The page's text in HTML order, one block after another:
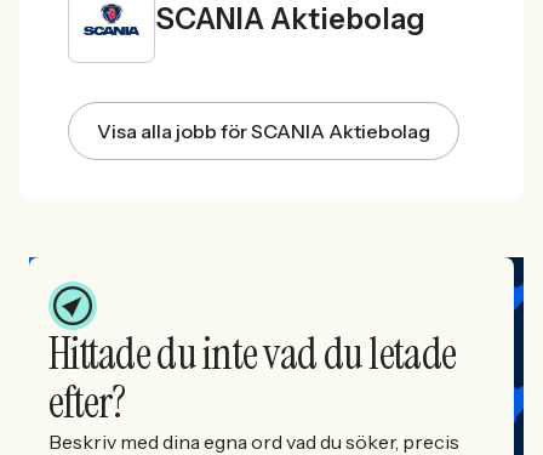
SCANIA Aktiebolag
Visa alla jobb för SCANIA Aktiebolag
Hittade du inte vad du letade
efter?
Beskriv med dina egna ord vad du söker, precis